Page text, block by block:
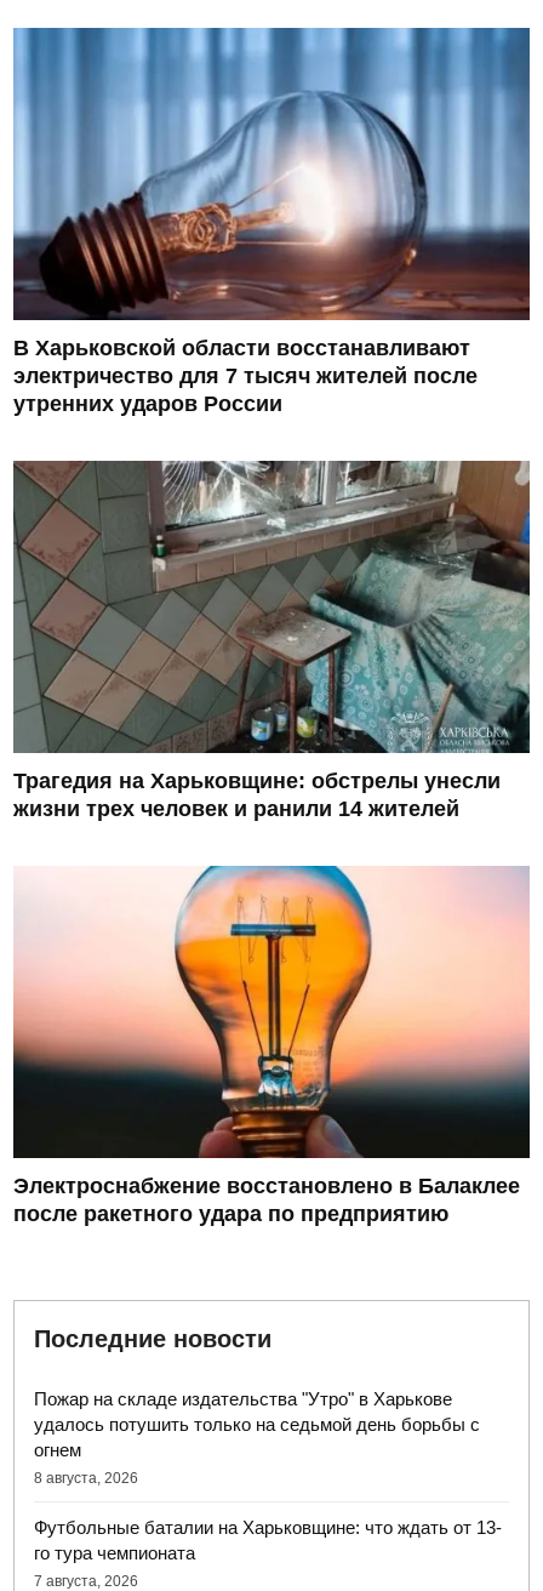
В Харьковской области восстанавливают
электричество для 7 тысяч жителей после
утренних ударов России
Трагедия на Харьковщине: обстрелы унесли
жизни трех человек и ранили 14 жителей
Электроснабжение восстановлено в Балаклее
после ракетного удара по предприятию
Последние новости
Пожар на складе издательства "Утро" в Харькове
удалось потушить только на седьмой день борьбы с
огнем
8 августа, 2026
Футбольные баталии на Харьковщине: что ждать от 13-
го тура чемпионата
7 августа, 2026